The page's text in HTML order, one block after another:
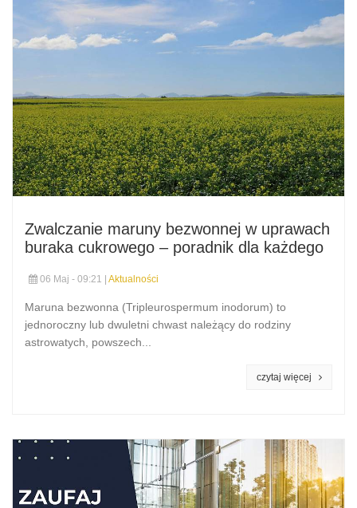
Zwalczanie maruny bezwonnej w uprawach
buraka cukrowego – poradnik dla każdego
06 Maj - 09:21 | Aktualności
Maruna bezwonna (Tripleurospermum inodorum) to
jednoroczny lub dwuletni chwast należący do rodziny
astrowatych, powszech...